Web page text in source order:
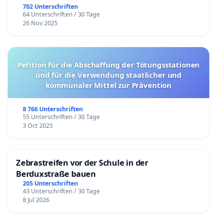
702 Unterschriften
64 Unterschriften / 30 Tage
26 Nov 2025
Petition für die Abschaffung der Tötungsstationen
und für die Verwendung staatlicher und
kommunaler Mittel zur Prävention
8 766 Unterschriften
55 Unterschriften / 30 Tage
3 Oct 2025
Zebrastreifen vor der Schule in der
Berduxstraße bauen
205 Unterschriften
43 Unterschriften / 30 Tage
8 Jul 2026